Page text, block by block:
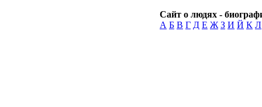
Сайт о людях -
А Б В Г Д Е Ж З И Й К Л